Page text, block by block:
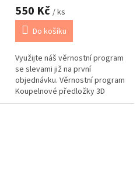
550 Kč / ks
Do košíku
Využijte náš věrnostní program
se slevami již na první
objednávku. Věrnostní program
Koupelnové předložky 3D
okouzlí svým fototiskem,